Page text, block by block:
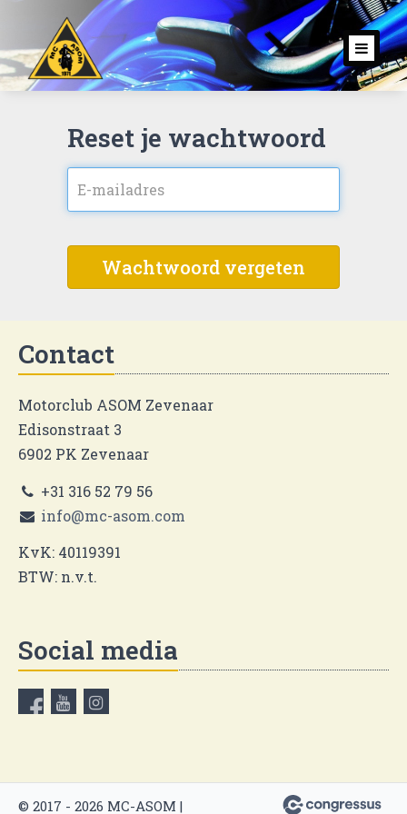
Reset je wachtwoord
Wachtwoord vergeten
Contact
Motorclub ASOM Zevenaar
Edisonstraat 3
6902 PK Zevenaar
+31 316 52 79 56
info@mc-asom.com
KvK: 40119391
BTW: n.v.t.
Social media
© 2017 - 2026 MC-ASOM |